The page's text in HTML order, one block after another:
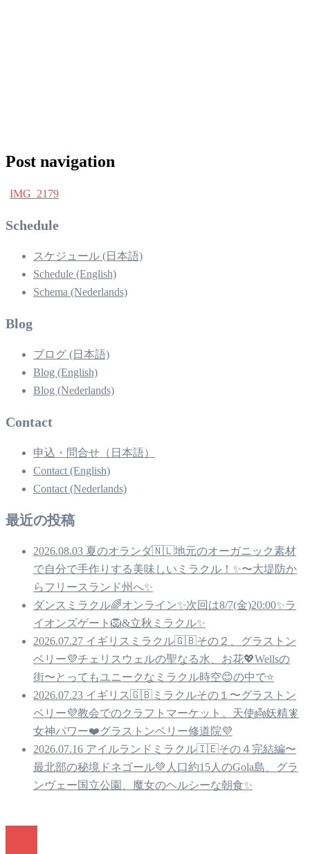
Post navigation
IMG_2179
Schedule
スケジュール (日本語)
Schedule (English)
Schema (Nederlands)
Blog
ブログ (日本語)
Blog (English)
Blog (Nederlands)
Contact
申込・問合せ（日本語）
Contact (English)
Contact (Nederlands)
最近の投稿
2026.08.03 夏のオランダ🇳🇱地元のオーガニック素材
で自分で手作りする美味しいミラクル！✨〜大堤防か
らフリースランド州へ✨
ダンスミラクル🌈オンライン✨次回は8/7(金)20:00✨ラ
イオンズゲート🦁&立秋ミラクル✨
2026.07.27 イギリスミラクル🇬🇧その２、グラストン
ベリー💜チェリスウェルの聖なる水、お花💖Wellsの
街〜とってもユニークなミラクル時空😊の中で⭐️
2026.07.23 イギリス🇬🇧ミラクルその１〜グラストン
ベリー💜教会でのクラフトマーケット。天使👼妖精🧚
女神パワー❤️グラストンベリー修道院💜
2026.07.16 アイルランドミラクル🇮🇪その４完結編〜
最北部の秘境ドネゴール💚人口約15人のGola島、グラ
ンヴェー国立公園、魔女のヘルシーな朝食✨